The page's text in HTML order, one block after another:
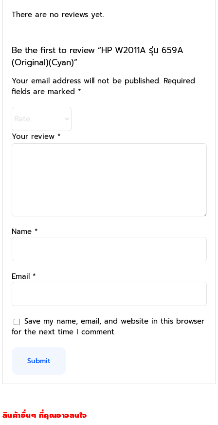
There are no reviews yet.
Be the first to review “HP W2011A รุ่น 659A
(Original)(Cyan)”
Your email address will not be published. Required
fields are marked *
Your review *
Name *
Email *
Save my name, email, and website in this browser
for the next time I comment.
สินค้าอื่นๆ ที่คุณอาจสนใจ